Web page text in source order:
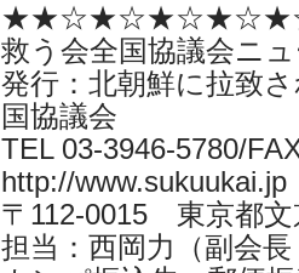
救う会全国協議会ニ
発行：北朝鮮に拉致
国協議会
TEL 03-3946-5780/
http://www.sukuukai.jp
〒112-0015 東京都
担当：西岡力（副会